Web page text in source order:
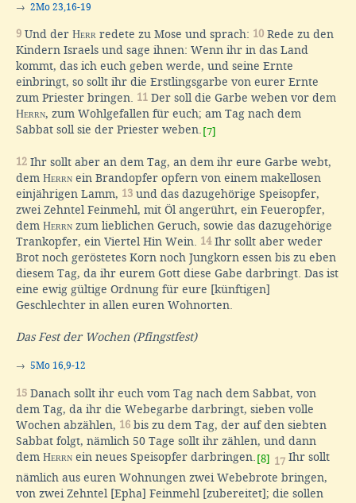
→ 2Mo 23,16-19
9 Und der Herr redete zu Mose und sprach: 10 Rede zu den
Kindern Israels und sage ihnen: Wenn ihr in das Land
kommt, das ich euch geben werde, und seine Ernte
einbringt, so sollt ihr die Erstlingsgarbe von eurer Ernte
zum Priester bringen. 11 Der soll die Garbe weben vor dem
Herrn, zum Wohlgefallen für euch; am Tag nach dem
Sabbat soll sie der Priester weben. [7]
12 Ihr sollt aber an dem Tag, an dem ihr eure Garbe webt,
dem Herrn ein Brandopfer opfern von einem makellosen
einjährigen Lamm, 13 und das dazugehörige Speisopfer,
zwei Zehntel Feinmehl, mit Öl angerührt, ein Feueropfer,
dem Herrn zum lieblichen Geruch, sowie das dazugehörige
Trankopfer, ein Viertel Hin Wein. 14Ihr sollt aber weder
Brot noch geröstetes Korn noch Jungkorn essen bis zu eben
diesem Tag, da ihr eurem Gott diese Gabe darbringt. Das ist
eine ewig gültige Ordnung für eure [künftigen]
Geschlechter in allen euren Wohnorten.
Das Fest der Wochen (Pfingstfest)
→ 5Mo 16,9-12
15 Danach sollt ihr euch vom Tag nach dem Sabbat, von
dem Tag, da ihr die Webegarbe darbringt, sieben volle
Wochen abzählen, 16 bis zu dem Tag, der auf den siebten
Sabbat folgt, nämlich 50 Tage sollt ihr zählen, und dann
dem Herrn ein neues Speisopfer darbringen. [8] 17 Ihr sollt
nämlich aus euren Wohnungen zwei Webebrote bringen,
von zwei Zehntel [Epha] Feinmehl [zubereitet]; die sollen